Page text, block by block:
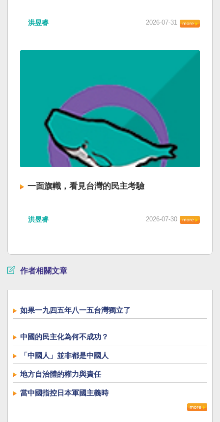
洪昱睿 2026-07-31
一面旗幟，看見台灣的民主考驗
洪昱睿 2026-07-30
作者相關文章
如果一九四五年八一五台灣獨立了
中國的民主化為何不成功？
「中國人」並非都是中國人
地方自治體的權力與責任
當中國指控日本軍國主義時